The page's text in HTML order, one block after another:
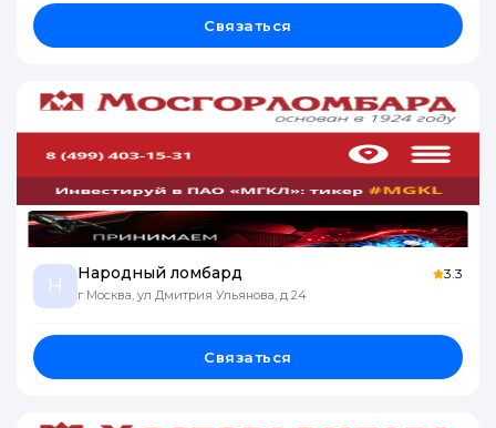
Связаться
Н
Народный ломбард
г Москва, ул Дмитрия Ульянова, д 24
3.3
Связаться